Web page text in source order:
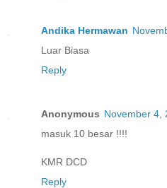
Andika Hermawan
Luar Biasa
Reply
Anonymous November 4,
masuk 10 besar !!!!
KMR DCD
Reply